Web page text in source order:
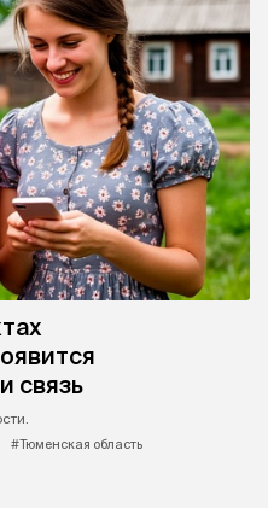
связь
#Тюменская область